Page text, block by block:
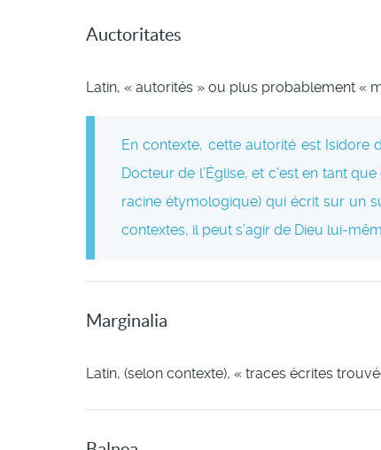
Auctoritates
Latin, « autorités » ou plus probablement «
En contexte, cette autorité est Isidore
Docteur de l’Église, et c’est en tant
racine étymologique) qui écrit sur un
contextes, il peut s’agir de Dieu lui-
Marginalia
Latin, (selon contexte), « traces écrites